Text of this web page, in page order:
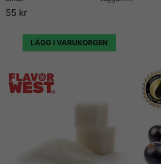
55 kr
LÄGG I VARUKORGEN
aromer och essenser och används
av många som det bästa på
mycket, utan att smaka kemikaliskt.
Vi på E-liquids kan inte annat än att
Molinberry högsta betyg gång på
levererar varje gång de skapar en
Vill du ha tips på blandningar och
använda dessa aromer till, så finns
hemsidor som enbart har dedikerat